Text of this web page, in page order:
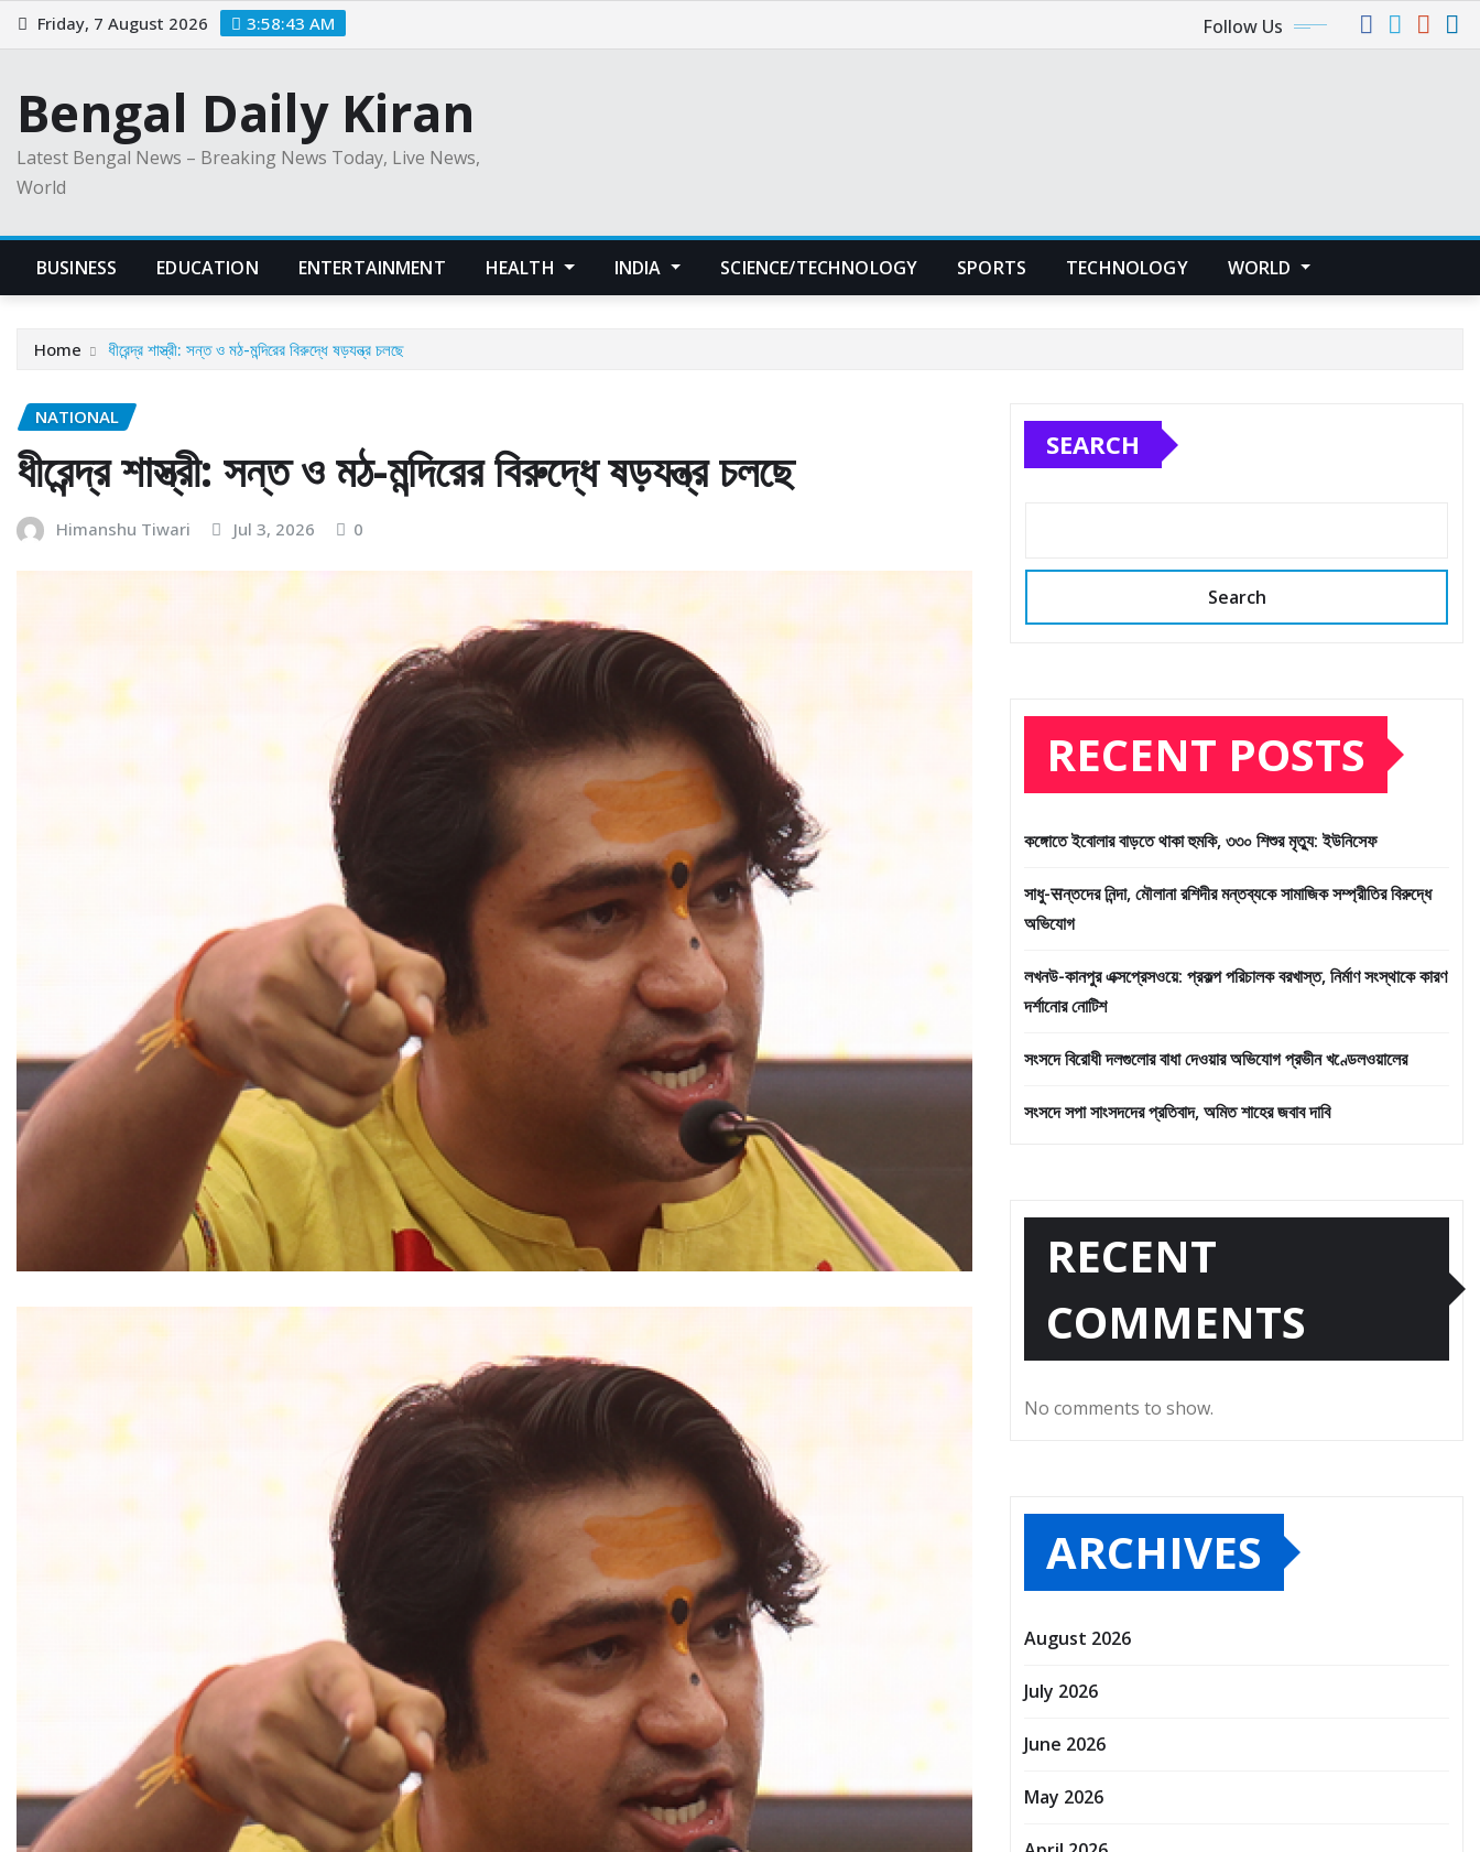
Skip
to
Friday, 7 August 2026 3:58:44 AM Follow Us
Bengal Daily Kiran
Latest Bengal News – Breaking News Today, Live News,
World
BUSINESS EDUCATION ENTERTAINMENT HEALTH INDIA SCIENCE/TECHNOLOGY SPORTS TECHNOLOGY WORLD
Home ধীরেন্দ্র শাস্ত্রী: সন্ত ও মঠ-মন্দিরের বিরুদ্ধে ষড়যন্ত্র চলছে
NATIONAL
ধীরেন্দ্র শাস্ত্রী: সন্ত ও মঠ-মন্দিরের বিরুদ্ধে ষড়যন্ত্র চলছে
Himanshu Tiwari Jul 3, 2026 0
SEARCH
Search
RECENT POSTS
কঙ্গোতে ইবোলার বাড়তে থাকা হুমকি, ৩৩০ শিশুর মৃত্যু: ইউনিসেফ
সাধু-सন্তদের নিন্দা, মৌলানা রশিদীর মন্তব্যকে সামাজিক সম্প্রীতির বিরুদ্ধে
অভিযোগ
লখনউ-কানপুর এক্সপ্রেসওয়ে: প্রকল্প পরিচালক বরখাস্ত, নির্মাণ সংস্থাকে কারণ
দর্শানোর নোটিশ
সংসদে বিরোধী দলগুলোর বাধা দেওয়ার অভিযোগ প্রভীন খণ্ডেলওয়ালের
সংসদে সপা সাংসদদের প্রতিবাদ, অমিত শাহের জবাব দাবি
RECENT
COMMENTS
No comments to show.
ARCHIVES
August 2026
July 2026
June 2026
May 2026